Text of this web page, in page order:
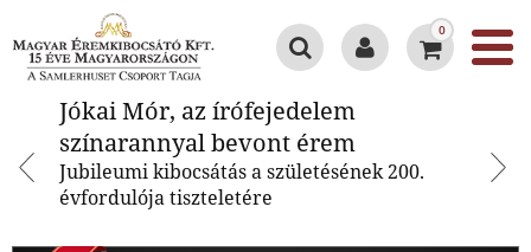
0
Jókai Mór, az írófejedelem
színarannyal bevont érem
Jubileumi kibocsátás a születésének 200.
évfordulója tiszteletére
Jókai Mór, az írófejedelem
színarannyal bevont érem